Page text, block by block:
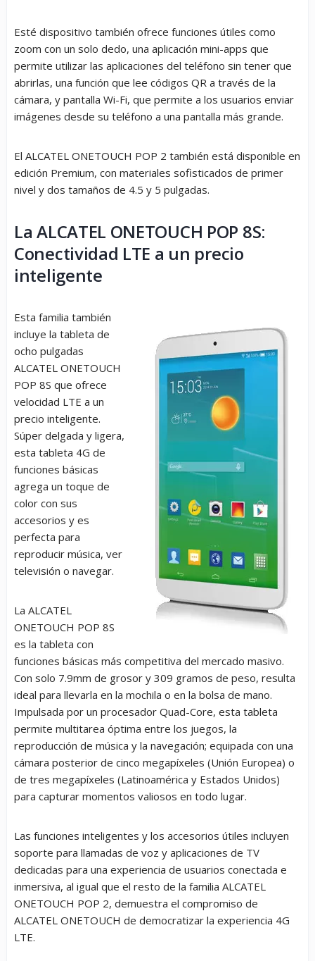
Esté dispositivo también ofrece funciones útiles como
zoom con un solo dedo, una aplicación mini-apps que
permite utilizar las aplicaciones del teléfono sin tener que
abrirlas, una función que lee códigos QR a través de la
cámara, y pantalla Wi-Fi, que permite a los usuarios enviar
imágenes desde su teléfono a una pantalla más grande.
El ALCATEL ONETOUCH POP 2 también está disponible en
edición Premium, con materiales sofisticados de primer
nivel y dos tamaños de 4.5 y 5 pulgadas.
La ALCATEL ONETOUCH POP 8S:
Conectividad LTE a un precio
inteligente
Esta familia también
incluye la tableta de
ocho pulgadas
ALCATEL ONETOUCH
POP 8S que ofrece
velocidad LTE a un
precio inteligente.
Súper delgada y ligera,
esta tableta 4G de
funciones básicas
agrega un toque de
color con sus
accesorios y es
perfecta para
reproducir música, ver
televisión o navegar.
La ALCATEL
ONETOUCH POP 8S
es la tableta con
funciones básicas más competitiva del mercado masivo.
Con solo 7.9mm de grosor y 309 gramos de peso, resulta
ideal para llevarla en la mochila o en la bolsa de mano.
Impulsada por un procesador Quad-Core, esta tableta
permite multitarea óptima entre los juegos, la
reproducción de música y la navegación; equipada con una
cámara posterior de cinco megapíxeles (Unión Europea) o
de tres megapíxeles (Latinoamérica y Estados Unidos)
para capturar momentos valiosos en todo lugar.
Las funciones inteligentes y los accesorios útiles incluyen
soporte para llamadas de voz y aplicaciones de TV
dedicadas para una experiencia de usuarios conectada e
inmersiva, al igual que el resto de la familia ALCATEL
ONETOUCH POP 2, demuestra el compromiso de
ALCATEL ONETOUCH de democratizar la experiencia 4G
LTE.